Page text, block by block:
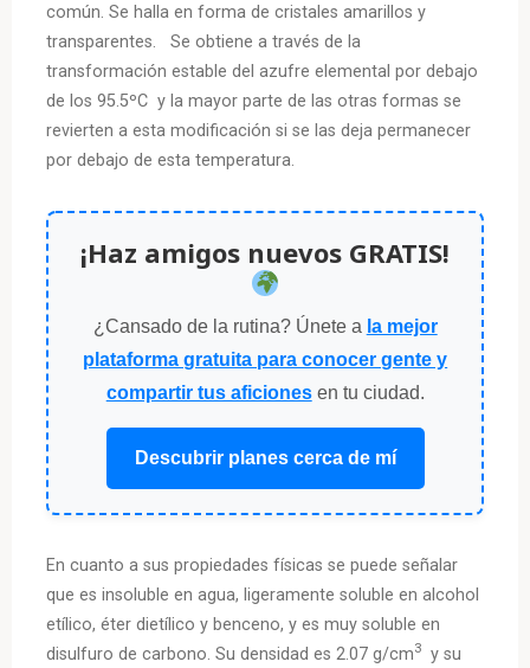
común. Se halla en forma de cristales amarillos y
transparentes. Se obtiene a través de la
transformación estable del azufre elemental por debajo
de los 95.5ºC y la mayor parte de las otras formas se
revierten a esta modificación si se las deja permanecer
por debajo de esta temperatura.
¡Haz amigos nuevos GRATIS!
¿Cansado de la rutina? Únete a la mejor
plataforma gratuita para conocer gente y
compartir tus aficionesen tu ciudad.
Descubrir planes cerca de mí
En cuanto a sus propiedades físicas se puede señalar
que es insoluble en agua, ligeramente soluble en alcohol
etílico, éter dietílico y benceno, y es muy soluble en
disulfuro de carbono. Su densidad es 2.07 g/cm3y su